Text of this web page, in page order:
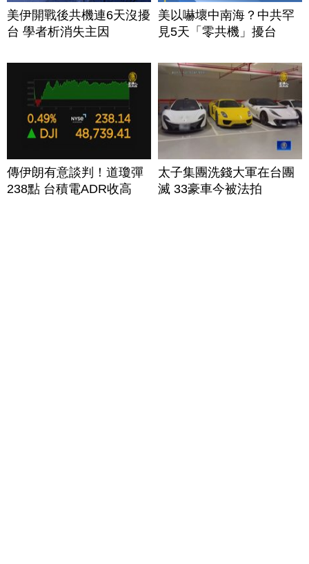
美伊開戰後共機連6天沒擾
台 學者析消失主因
美以嚇壞中南海？中共罕
見5天「零共機」擾台
傳伊朗有意談判！道瓊彈
238點 台積電ADR收高
太子集團洗錢大軍在台團
滅 33豪車今被法拍